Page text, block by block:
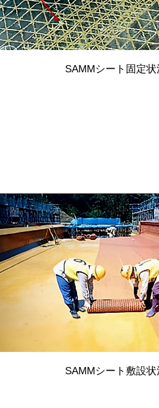
SAMMシート固定状
SAMMシート敷設状